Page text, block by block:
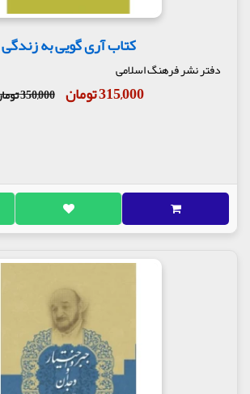
باید دیدگاه حضرت را درباره حیات تفسیر
حیات را به گونه ای تفسیر می کرد که «لذت
و شکست» و تمامی رویدادهای ناپایدار حیات
مانند حباب هایی ناپایدار تلقی می گشتند.
چنین شرح علامه جعفری بر ترجمه و تفسیر
تحریر شده است.
کتاب آری گویی به زندگی
دفتر نشر فرهنگ اسلامی
315,000 تومان 350,000 تومان